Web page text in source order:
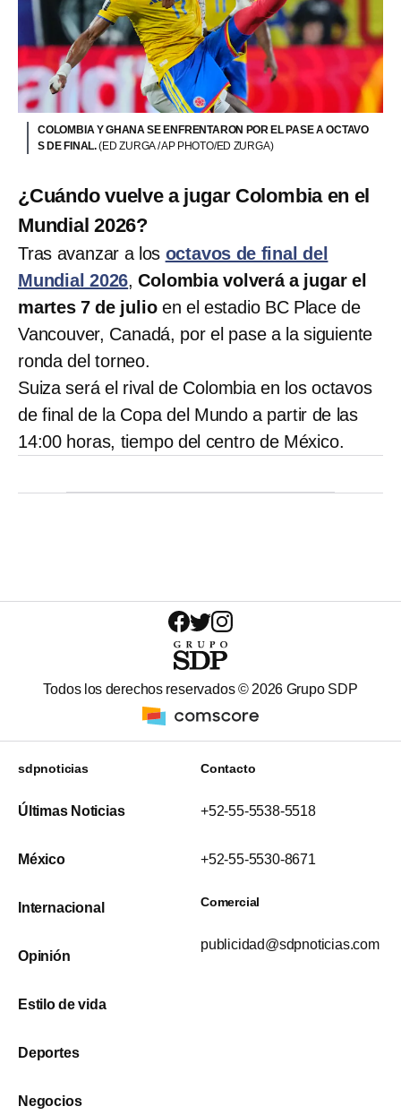
COLOMBIA Y GHANA SE ENFRENTARON POR EL PASE A OCTAVO
S DE FINAL.(ED ZURGA / AP PHOTO/ED ZURGA)
¿Cuándo vuelve a jugar Colombia en el
Mundial 2026?
Tras avanzar a los octavos de final del
Mundial 2026,Colombia volverá a jugar el
martes 7 de julioen el estadio BC Place de
Vancouver, Canadá, por el pase a la siguiente
ronda del torneo.
Suiza será el rival de Colombia en los octavos
de final de la Copa del Mundo a partir de las
14:00 horas, tiempo del centro de México.
Todos los derechos reservados ©2026 Grupo SDP
sdpnoticias
Últimas Noticias
México
Internacional
Opinión
Estilo de vida
Deportes
Negocios
Contacto
+52-55-5538-5518
+52-55-5530-8671
Comercial
publicidad@sdpnoticias.com